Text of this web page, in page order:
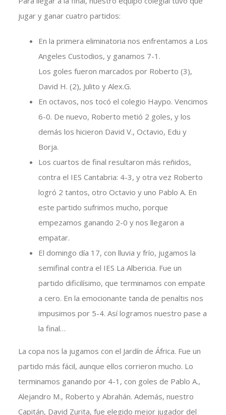
jugar y ganar cuatro partidos:
En la primera eliminatoria nos enfrentamos a Los
Angeles Custodios, y ganamos 7-1.
Los goles fueron marcados por Roberto (3),
David H. (2), Julito y Alex.G.
En octavos, nos tocó el colegio Haypo. Vencimos
6-0. De nuevo, Roberto metió 2 goles, y los
demás los hicieron David V., Octavio, Edu y
Borja.
Los cuartos de final resultaron más reñidos,
contra el IES Cantabria: 4-3, y otra vez Roberto
logró 2 tantos, otro Octavio y uno Pablo A. En
este partido sufrimos mucho, porque
empezamos ganando 2-0 y nos llegaron a
empatar.
El domingo día 17, con lluvia y frío, jugamos la
semifinal contra el IES La Albericia. Fue un
partido dificilísimo, que terminamos con empate
a cero. En la emocionante tanda de penaltis nos
impusimos por 5-4. Así logramos nuestro pase a
la final…
La copa nos la jugamos con el Jardín de África. Fue un
partido más fácil, aunque ellos corrieron mucho. Lo
terminamos ganando por 4-1, con goles de Pablo A.,
Alejandro M., Roberto y Abrahán. Además, nuestro
Capitán, David Zurita, fue elegido mejor jugador del